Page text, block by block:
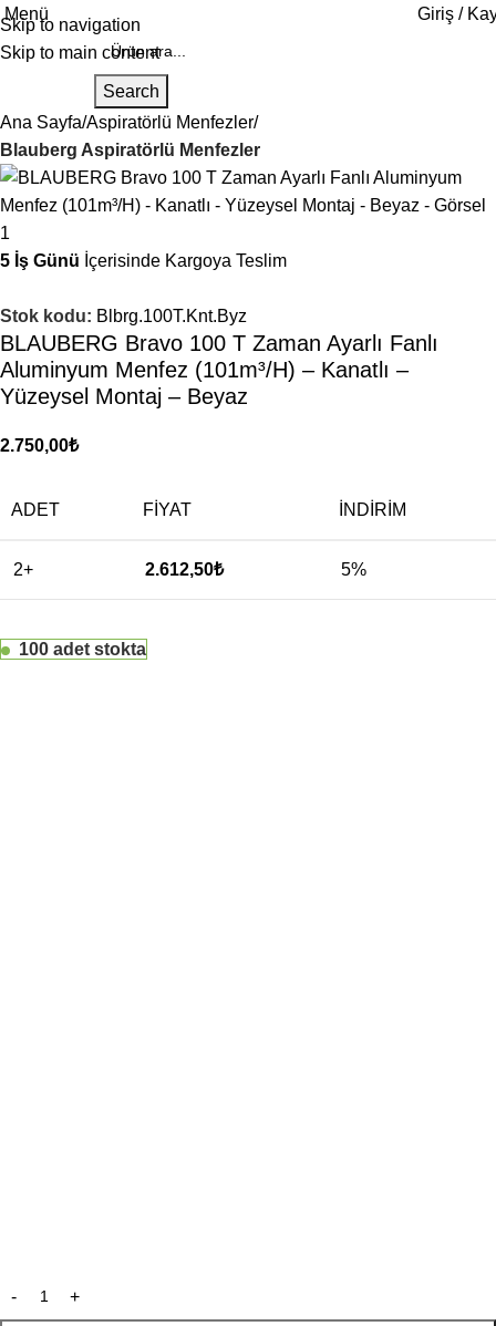
Skip to navigation
Skip to main content
Menü Giriş /
Search
Ana Sayfa Aspiratörlü Menfezler
Blauberg Aspiratörlü Menfezler
5 İş Günü İçerisinde Kargoya Teslim
Stok kodu: Blbrg.100T.Knt.Byz
BLAUBERG Bravo 100 T Zaman Ayarlı Fanlı
Aluminyum Menfez (101m³/H) – Kanatlı –
Yüzeysel Montaj – Beyaz
2.750,00₺
ADET FIYAT İNDIRIM
2+ 2.612,50₺ 5%
100 adet stokta